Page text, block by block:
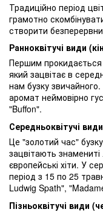
Традиційно період
грамотно
створити
Ранноквітучі види
Першим прокидається
який зацвітає в
нам бузку звичайного.
аромат неймовірно
"Buffon".
Середньоквітучі
Це "золотий час"
зацвітають
європейські хіти. У
період з 15 по 25
Ludwig Spath",
Пізньоквітучі види